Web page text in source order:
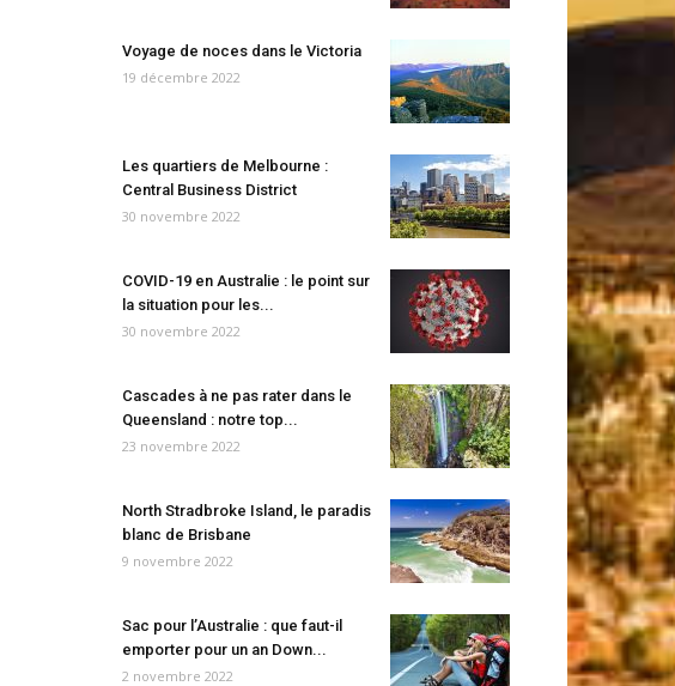
Voyage de noces dans le Victoria
19 décembre 2022
Les quartiers de Melbourne :
Central Business District
30 novembre 2022
COVID-19 en Australie : le point sur
la situation pour les...
30 novembre 2022
Cascades à ne pas rater dans le
Queensland : notre top...
23 novembre 2022
North Stradbroke Island, le paradis
blanc de Brisbane
9 novembre 2022
Sac pour l’Australie : que faut-il
emporter pour un an Down...
2 novembre 2022